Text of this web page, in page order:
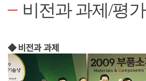
비전과 과제/평가
◆ 비전과 과제